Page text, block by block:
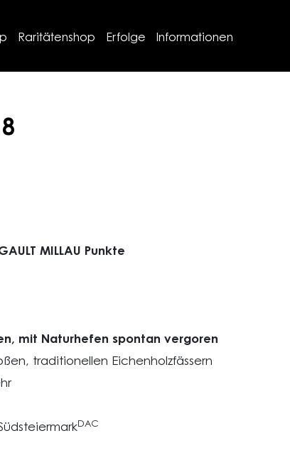
Raritätenshop Erfolge Informationen
MILLAU Punkte
mit Naturhefen spontan vergoren
traditionellen Eichenholzfässern
DAC